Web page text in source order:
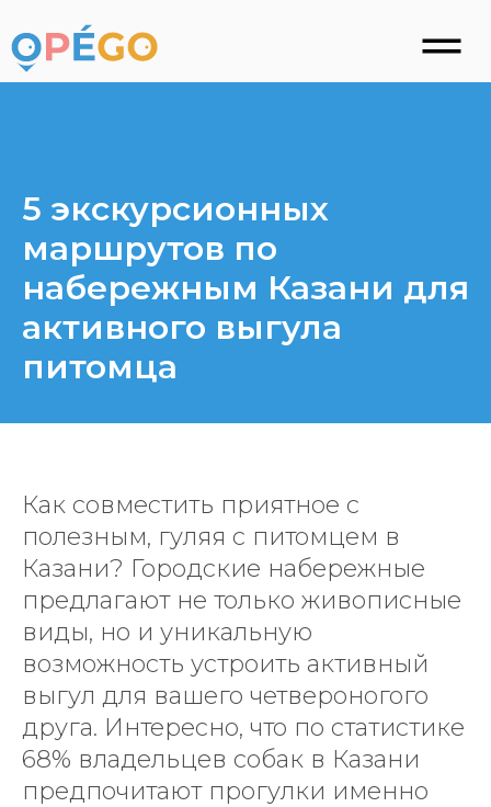
5 экскурсионных
маршрутов по
набережным Казани для
активного выгула
питомца
Как совместить приятное с
полезным, гуляя с питомцем в
Казани? Городские набережные
предлагают не только живописные
виды, но и уникальную
возможность устроить активный
выгул для вашего четвероногого
друга. Интересно, что по статистике
68% владельцев собак в Казани
предпочитают прогулки именно